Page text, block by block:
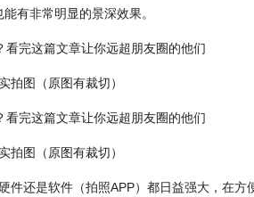
有非常明显的景深效果。
拍图（原图有裁切）
拍图（原图有裁切）
件还是软件（拍照APP）都日益强大，在